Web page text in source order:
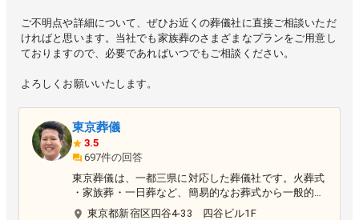
ご不明点や詳細について、ぜひお近くの葬儀社に直接ご相談いただ
ければと思います。当社でも家族葬のさまざまなプランをご用意し
ておりますので、必要であればいつでもご相談ください。
よろしくお願いいたします。
東京葬儀
3.5
697件の回答
東京葬儀は、一都三県に対応した葬儀社です。火葬式
・家族葬・一日葬など、簡易的なお葬式から一般的な
お葬式までご相談を承っております。
東京都新宿区四谷4-33 四谷ビル1F